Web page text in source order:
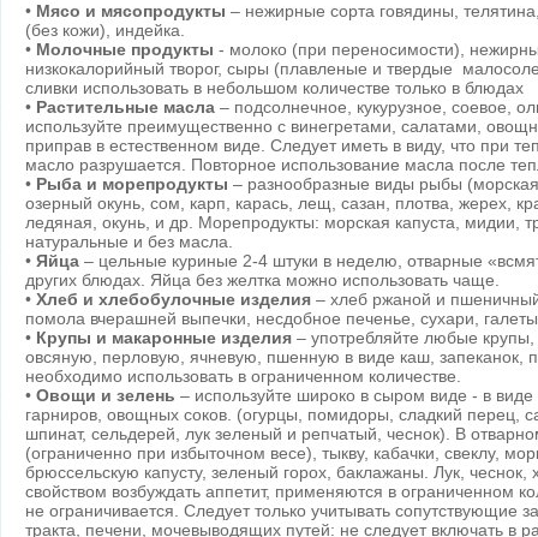
• Мясо и мясопродукты – нежирные сорта говядины,
(без кожи), индейка.
• Молочные продукты - молоко (при переносимости),
низкокалорийный творог, сыры (плавленые и твердые
сливки использовать в небольшом количестве только в блюдах
• Растительные масла – подсолнечное, кукурузное, соевое,
используйте преимущественно с винегретами, салатами,
приправ в естественном виде. Следует иметь в виду, что при
масло разрушается. Повторное использование масла после
• Рыба и морепродукты – разнообразные виды рыбы
озерный окунь, сом, карп, карась, лещ, сазан, плотва, жерех,
ледяная, окунь, и др. Морепродукты: морская капуста, мидии,
натуральные и без масла.
• Яйца – цельные куриные 2-4 штуки в неделю, отварные
других блюдах. Яйца без желтка можно использовать чаще.
• Хлеб и хлебобулочные изделия – хлеб ржаной и
помола вчерашней выпечки, несдобное печенье, сухари,
• Крупы и макаронные изделия – употребляйте любые
овсяную, перловую, ячневую, пшенную в виде каш, запеканок,
необходимо использовать в ограниченном количестве.
• Овощи и зелень – используйте широко в сыром виде - в
гарниров, овощных соков. (огурцы, помидоры, сладкий перец,
шпинат, сельдерей, лук зеленый и репчатый, чеснок). В
(ограниченно при избыточном весе), тыкву, кабачки, свеклу,
брюссельскую капусту, зеленый горох, баклажаны. Лук,
свойством возбуждать аппетит, применяются в ограниченном
не ограничивается. Следует только учитывать сопутствующие
тракта, печени, мочевыводящих путей: не следует включать в